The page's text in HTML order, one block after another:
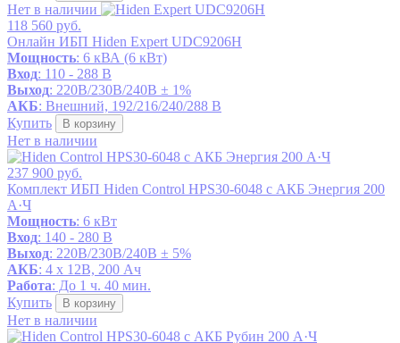
Нет в наличии
118 560 руб.
Онлайн ИБП Hiden Expert UDC9206H
Мощность: 6 кВА (6 кВт)
Вход: 110 - 288 В
Выход: 220В/230В/240В ± 1%
АКБ: Внешний, 192/216/240/288 В
Купить
В корзину
Нет в наличии
237 900 руб.
Комплект ИБП Hiden Control HPS30-6048 с АКБ Энергия 200
А·Ч
Мощность: 6 кВт
Вход: 140 - 280 В
Выход: 220В/230В/240В ± 5%
АКБ: 4 x 12В, 200 Ач
Работа: До 1 ч. 40 мин.
Купить
В корзину
Нет в наличии